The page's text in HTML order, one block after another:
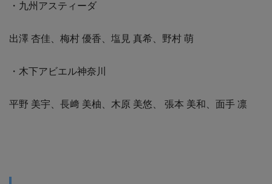
・九州アスティーダ
出澤 杏佳、梅村 優香、塩見 真希、野村 萌
・木下アビエル神奈川
平野 美宇、長﨑 美柚、木原 美悠、 張本 美和、面手 凛